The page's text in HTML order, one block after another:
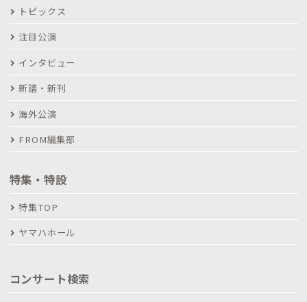
トピックス
注目公演
インタビュー
新譜・新刊
海外公演
FROM編集部
特集・特設
特集TOP
ヤマハホール
コンサート検索